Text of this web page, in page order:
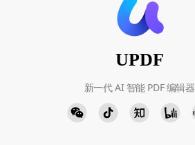
UPDF
新一代 AI 智能 PDF 编辑器